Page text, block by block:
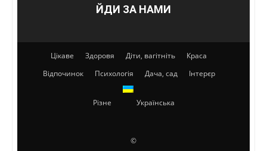
ЙДИ ЗА НАМИ
Цікаве Здоровя Діти, вагітніть
Краса
Відпочинок
Психологія Дача, сад Інтерєр
Різне Українська
©